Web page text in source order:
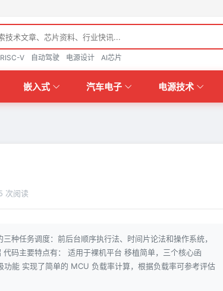
RISC-V 自动驾驶 电源设计 AI芯片
嵌入式 汽车电子 电源技术
次阅读
种任务调度：前后台顺序执行法、时间片论法和操作系统，
码主要特点有： 适用于裸机平台 移植简单，三个核心函
能 实现了简单的 MCU 负载率计算，根据负载率可参考评估